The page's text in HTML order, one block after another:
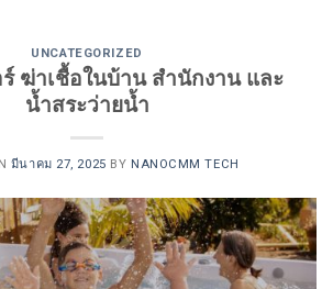
UNCATEGORIZED
ฆ่าเชื้อในบ้าน สำนักงาน และ
น้ำสระว่ายน้ำ
มีนาคม 27, 2025 BY NANOCMM TECH